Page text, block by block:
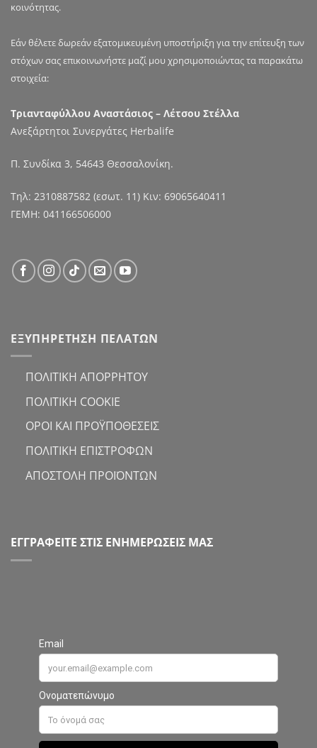
κοινότητας.
Εάν θέλετε δωρεάν εξατομικευμένη υποστήριξη για την επίτευξη των
στόχων σας επικοινωνήστε μαζί μου χρησιμοποιώντας τα παρακάτω
στοιχεία:
Τριανταφύλλου Αναστάσιος – Λέτσου Στέλλα
Ανεξάρτητοι Συνεργάτες Herbalife
Π. Συνδίκα 3, 54643 Θεσσαλονίκη.
Τηλ: 2310887582 (εσωτ. 11) Κιν: 69065640411
ΓΕΜΗ: 041166506000
ΕΞΥΠΗΡΕΤΗΣΗ ΠΕΛΑΤΩΝ
ΠΟΛΙΤΙΚΗ ΑΠΟΡΡΗΤΟΥ
ΠΟΛΙΤΙΚΗ COOKIE
ΟΡΟΙ ΚΑΙ ΠΡΟΫΠΟΘΕΣΕΙΣ
ΠΟΛΙΤΙΚΗ ΕΠΙΣΤΡΟΦΩΝ
ΑΠΟΣΤΟΛΗ ΠΡΟΪΟΝΤΩΝ
ΕΓΓΡΑΦΕΙΤΕ ΣΤΙΣ ΕΝΗΜΕΡΩΣΕΙΣ ΜΑΣ